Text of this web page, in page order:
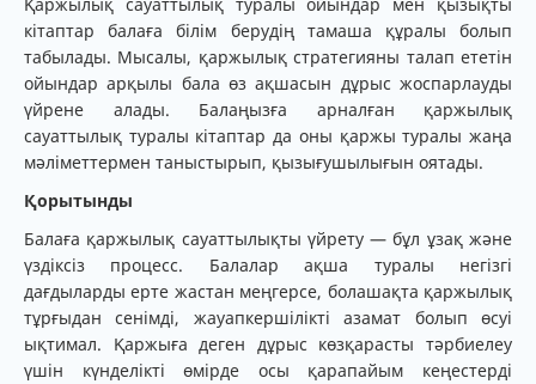
кітаптар балаға білім берудің тамаша құралы болып
табылады. Мысалы, қаржылық стратегияны талап ететін
ойындар арқылы бала өз ақшасын дұрыс жоспарлауды
үйрене алады. Балаңызға арналған қаржылық
сауаттылық туралы кітаптар да оны қаржы туралы жаңа
мәліметтермен таныстырып, қызығушылығын оятады.
Қорытынды
Балаға қаржылық сауаттылықты үйрету — бұл ұзақ және
үздіксіз процесс. Балалар ақша туралы негізгі
дағдыларды ерте жастан меңгерсе, болашақта қаржылық
тұрғыдан сенімді, жауапкершілікті азамат болып өсуі
ықтимал. Қаржыға деген дұрыс көзқарасты тәрбиелеу
үшін күнделікті өмірде осы қарапайым кеңестерді